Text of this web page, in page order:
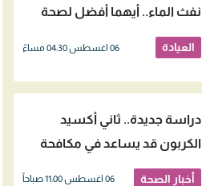
نفث الماء.. أيهما أفضل لصحة
اللثة؟
العيادة 06 اغسطس 04:30 مساءً
دراسة جديدة.. ثاني أكسيد
الكربون قد يساعد في مكافحة
الزهايمر
أخبار الصحة 06 اغسطس 11:00 صباحاً